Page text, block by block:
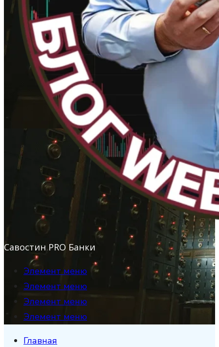
Савостин PRO Банки
Элемент меню
Элемент меню
Элемент меню
Элемент меню
Главная